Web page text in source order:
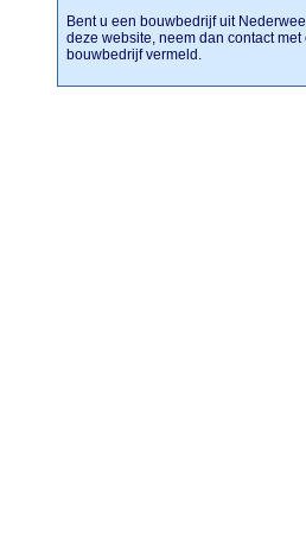
Bent u een bouwbedrijf uit
deze website, neem dan contact
bouwbedrijf vermeld.